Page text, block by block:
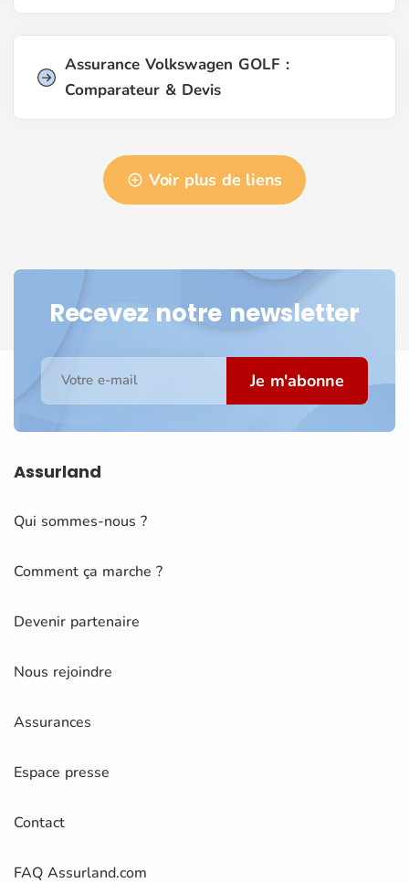
Assurance Volkswagen GOLF :
Comparateur & Devis
Voir plus de liens
Recevez notre newsletter
Votre e-mail Je m'abonne
Assurland
Qui sommes-nous ?
Comment ça marche ?
Devenir partenaire
Nous rejoindre
Assurances
Espace presse
Contact
FAQ Assurland.com